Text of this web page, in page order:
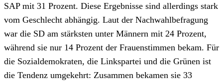
SAP mit 31 Prozent. Diese Ergebnisse sind allerdings stark
vom Geschlecht abhängig. Laut der Nachwahlbefragung
war die SD am stärksten unter Männern mit 24 Prozent,
während sie nur 14 Prozent der Frauenstimmen bekam. Für
die Sozialdemokraten, die Linkspartei und die Grünen ist
die Tendenz umgekehrt: Zusammen bekamen sie 33